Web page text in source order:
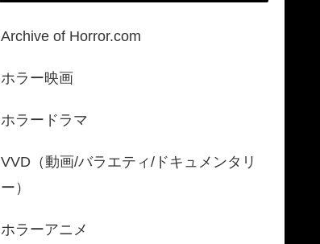
Archive of Horror.com
ホラー映画
ホラードラマ
VVD（動画/バラエティ/ドキュメンタリ
ー）
ホラーアニメ